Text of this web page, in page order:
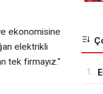
ekonomisine
elektrikli
tek firmayız."
1.